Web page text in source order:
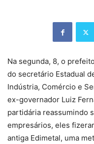
Na segunda, 8, o
do secretário Estadual
Indústria, Comércio e
ex-governador Luiz
partidária reassumindo
empresários, eles
antiga Edimetal, uma